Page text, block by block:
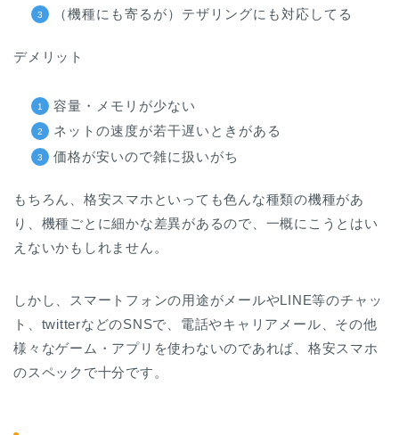
（機種にも寄るが）テザリングにも対応してる
デメリット
容量・メモリが少ない
ネットの速度が若干遅いときがある
価格が安いので雑に扱いがち
もちろん、格安スマホといっても色んな種類の機種があ
り、機種ごとに細かな差異があるので、一概にこうとはい
えないかもしれません。
しかし、スマートフォンの用途がメールやLINE等のチャッ
ト、twitterなどのSNSで、電話やキャリアメール、その他
様々なゲーム・アプリを使わないのであれば、格安スマホ
のスペックで十分です。